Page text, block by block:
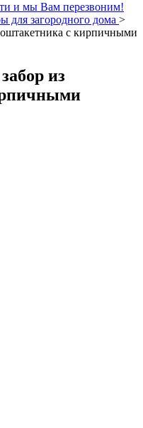
и мы Вам перезвоним!
для загородного дома >
с кирпичными
из